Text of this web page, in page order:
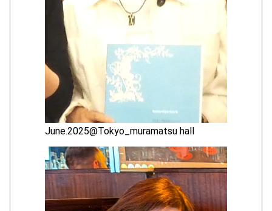
June.2025@Tokyo_muramatsu hall